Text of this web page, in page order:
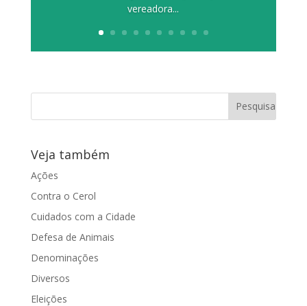
vereadora...
Veja também
Ações
Contra o Cerol
Cuidados com a Cidade
Defesa de Animais
Denominações
Diversos
Eleições